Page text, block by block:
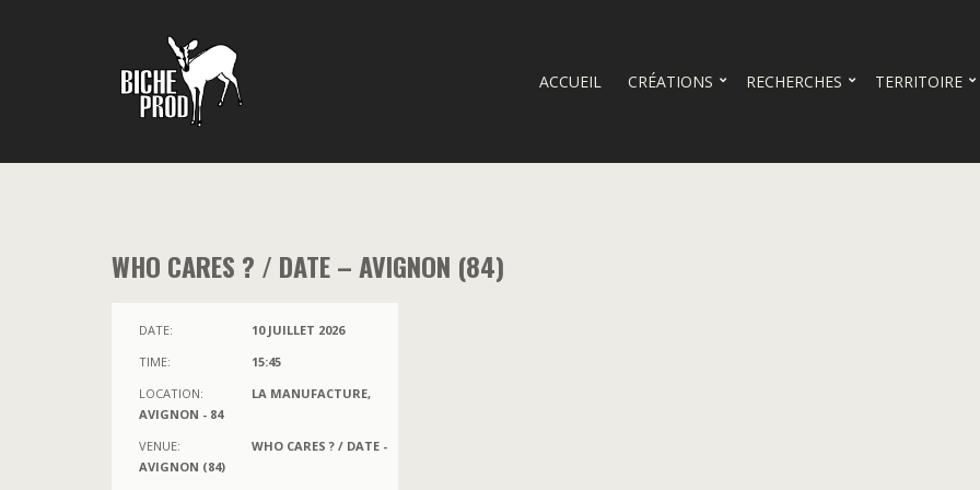
ACCUEIL CRÉATIONS RECHERCHES TERRITOIRE
WHO CARES ? / DATE – AVIGNON (84)
DATE:
10 JUILLET 2026
TIME:
15:45
LOCATION:
LA MANUFACTURE,
AVIGNON - 84
VENUE:
WHO CARES ? / DATE -
AVIGNON (84)